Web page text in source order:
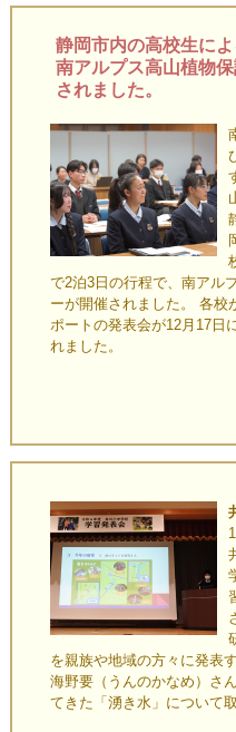
静岡市内の高校生によ
南アルプス高山植物
されました。
で2泊3日の行程で、南アル
ーが開催されました。 各校
ポートの発表会が12月17日
れました。
を親族や地域の方々に発表
海野要（うんのかなめ）さ
てきた「湧き水」について